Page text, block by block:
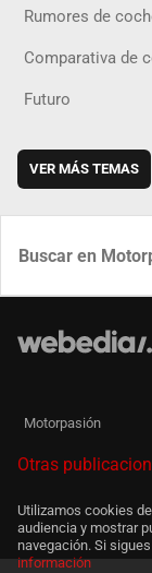
Rumores de
Comparativa de
Futuro
VER MÁS TEMAS
Motorpasión
Otras
Utilizamos cookies
audiencia y mostrar
navegación. Si
información